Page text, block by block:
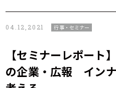
04.12,2021 行事・セミナー
【セミナーレポート
の企業・広報 イン